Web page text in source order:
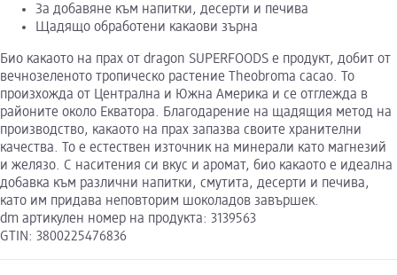
За добавяне към напитки, десерти и печива
Щадящо обработени какаови зърна
Био какаото на прах от dragon SUPERFOODS е продукт, добит от
вечнозеленото тропическо растение Theobroma cacao. То
произхожда от Централна и Южна Америка и се отглежда в
районите около Екватора. Благодарение на щадящия метод на
производство, какаото на прах запазва своите хранителни
качества. То е естествен източник на минерали като магнезий
и желязо. С наситения си вкус и аромат, био какаото е идеална
добавка към различни напитки, смутита, десерти и печива,
като им придава неповторим шоколадов завършек.
dm артикулен номер на продукта: 3139563
GTIN: 3800225476836